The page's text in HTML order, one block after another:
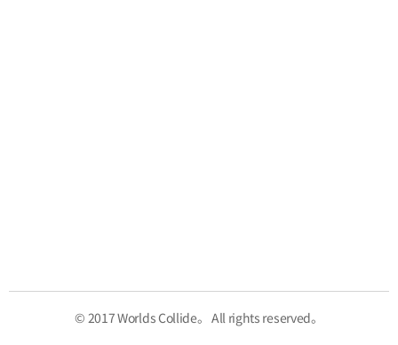
© 2017 Worlds Collide。 All rights reserved。